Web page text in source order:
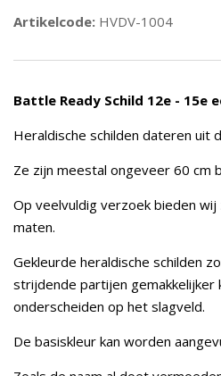
Artikelcode: HVDV-1004​
Battle Ready Schild 12e - 15e
Heraldische schilden dateren uit
Ze zijn meestal ongeveer 60 cm
Op veelvuldig verzoek bieden wij
maten.
Gekleurde heraldische schilden
strijdende partijen gemakkelijker
onderscheiden op het slagveld.
De basiskleur kan worden